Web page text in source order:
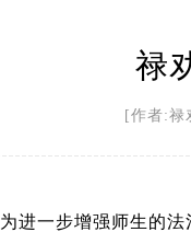
禄
[作者:
为进一步增强师生的